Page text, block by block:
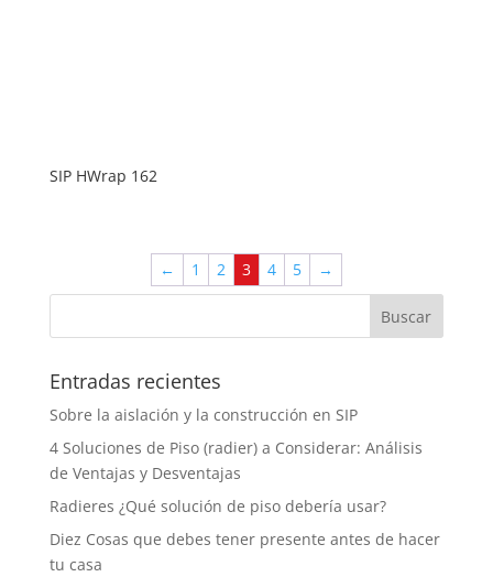
SIP HWrap 162
← 1 2 3 4 5 →
Entradas recientes
Sobre la aislación y la construcción en SIP
4 Soluciones de Piso (radier) a Considerar: Análisis
de Ventajas y Desventajas
Radieres ¿Qué solución de piso debería usar?
Diez Cosas que debes tener presente antes de hacer
tu casa